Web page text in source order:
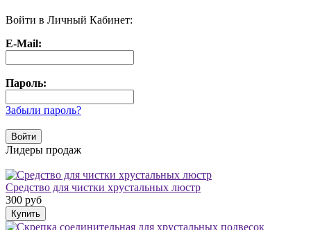
Войти в Личный Кабинет:
E-Mail:
Пароль:
Забыли пароль?
Лидеры продаж
Средство для чистки хрустальных люстр
300 руб